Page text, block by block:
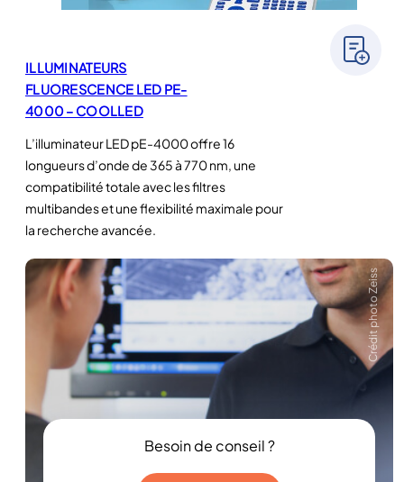
ILLUMINATEURS
FLUORESCENCE LED PE-
4000 – COOLLED
L’illuminateur LED pE-4000 offre 16
longueurs d’onde de 365 à 770 nm, une
compatibilité totale avec les filtres
multibandes et une flexibilité maximale pour
la recherche avancée.
Crédit photo Zeiss
Besoin de conseil ?